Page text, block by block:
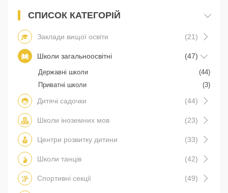
СПИСОК КАТЕГОРІЙ
Заклади вищої освіти (21)
Школи загальноосвітні (47)
Державні школи
(44)
Приватні школи
(3)
Дитячі садочки (44)
Школи іноземних мов (23)
Центри розвитку дитини (33)
Школи танців (42)
Спортивні секції (49)